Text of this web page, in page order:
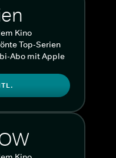
Kino
Top-Serien
Abo mit Apple